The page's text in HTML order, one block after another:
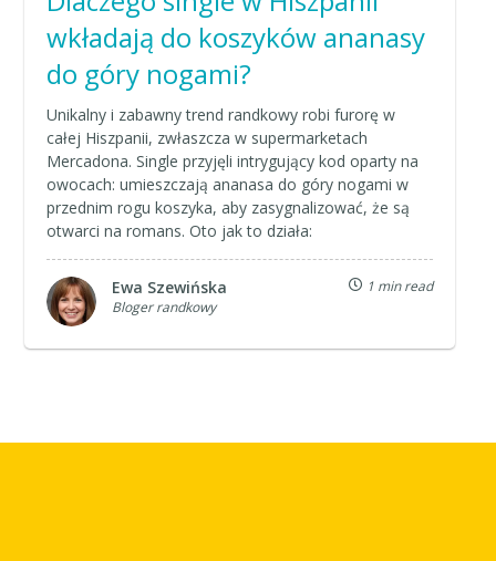
wkładają do koszyków ananasy
do góry nogami?
Unikalny i zabawny trend randkowy robi furorę w
całej Hiszpanii, zwłaszcza w supermarketach
Mercadona. Single przyjęli intrygujący kod oparty na
owocach: umieszczają ananasa do góry nogami w
przednim rogu koszyka, aby zasygnalizować, że są
otwarci na romans. Oto jak to działa:
Ewa Szewińska
Bloger randkowy
1 min read